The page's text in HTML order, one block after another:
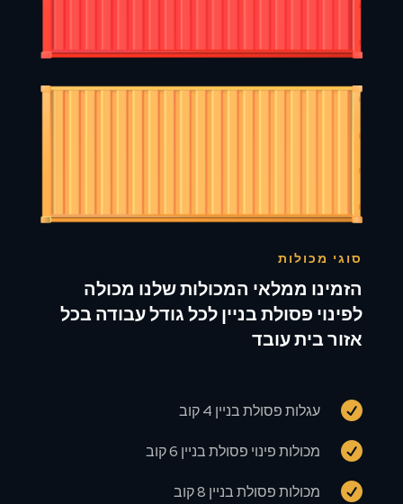
סוגי מכולות
הזמינו ממלאי המכולות שלנו מכולה
לפינוי פסולת בניין לכל גודל עבודה בכל
אזור בית עובד
 עגלות פסולת בניין 4 קוב
 מכולות פינוי פסולת בניין 6 קוב
 מכולות פסולת בניין 8 קוב